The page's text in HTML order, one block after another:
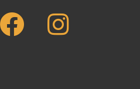
Facebook